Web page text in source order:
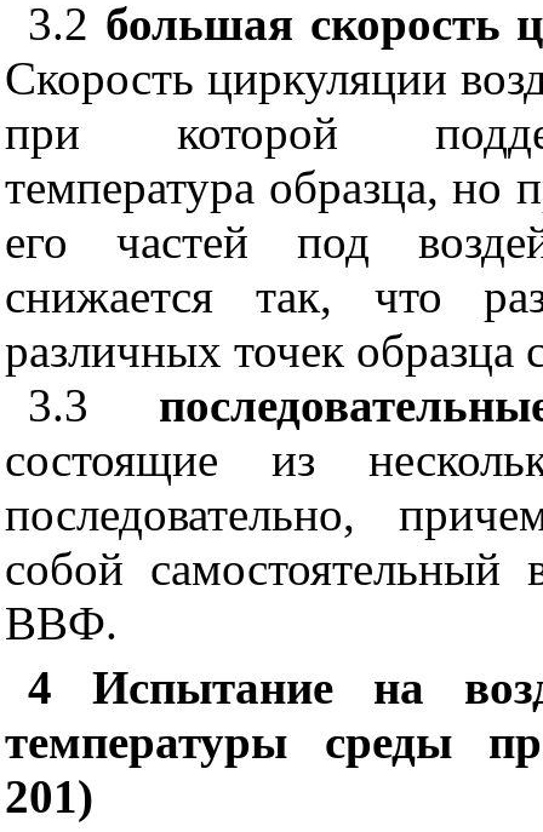
3.2 большая скорость
Скорость циркуляции
при которой
температура образца, но
его частей под
снижается так, что
различных точек образца
3.3
состоящие из
последовательно,
собой самостоятельный
ВВФ.
4 Испытание на
температуры среды
201)